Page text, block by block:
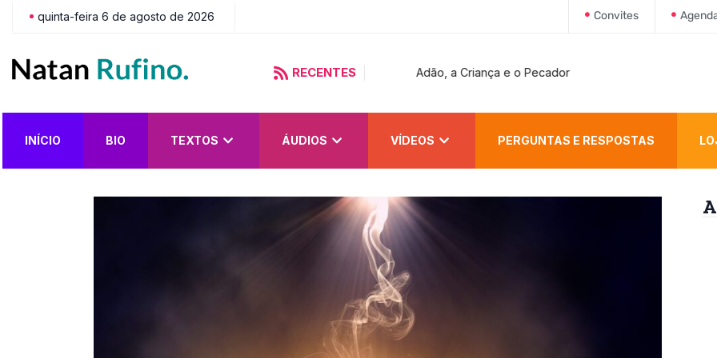
quinta-feira 6 de agosto de 2026 Convites
RECENTES Adão, a Criança e o Pecador
INÍCIO BIO TEXTOS ÁUDIOS VÍDEOS PERGUNTAS E RESPOSTAS